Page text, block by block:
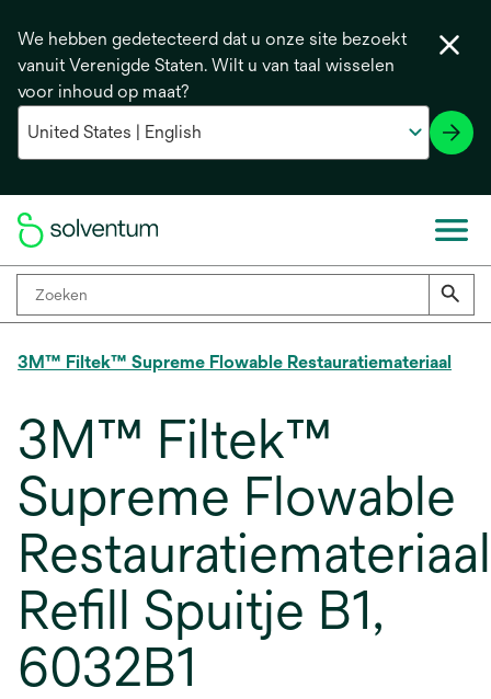
We hebben gedetecteerd dat u onze site bezoekt
vanuit Verenigde Staten. Wilt u van taal wisselen
voor inhoud op maat?
3M™ Filtek™ Supreme Flowable Restauratiemateriaal
3M™ Filtek™
Supreme Flowable
Restauratiemateriaal
Refill Spuitje B1,
6032B1